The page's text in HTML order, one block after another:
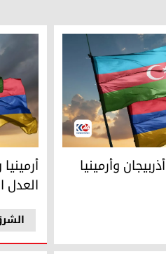
وأرمينيا العلمان
العدل